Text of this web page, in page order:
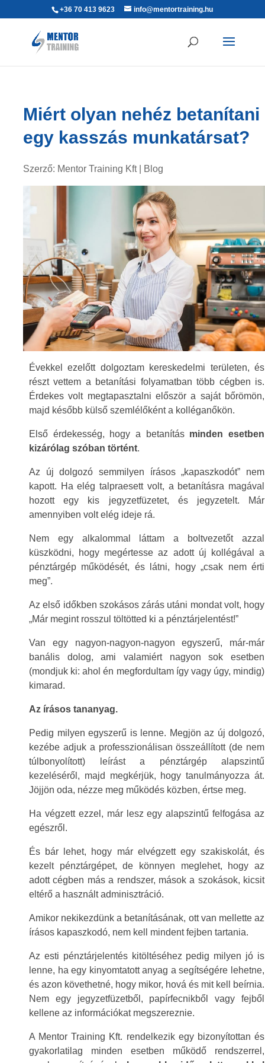
+36 70 413 9623 info@mentortraining.hu
Miért olyan nehéz betanítani
egy kasszás munkatársat?
Szerző: Mentor Training Kft| Blog
Évekkel ezelőtt dolgoztam kereskedelmi területen, és
részt vettem a betanítási folyamatban több cégben is.
Érdekes volt megtapasztalni először a saját bőrömön,
majd később külső szemlélőként a kolléganőkön.
Első érdekesség, hogy a betanítás minden esetben
kizárólag szóban történt.
Az új dolgozó semmilyen írásos „kapaszkodót” nem
kapott. Ha elég talpraesett volt, a betanításra magával
hozott egy kis jegyzetfüzetet, és jegyzetelt. Már
amennyiben volt elég ideje rá.
Nem egy alkalommal láttam a boltvezetőt azzal
küszködni, hogy megértesse az adott új kollégával a
pénztárgép működését, és látni, hogy „csak nem érti
meg”.
Az első időkben szokásos zárás utáni mondat volt, hogy
„Már megint rosszul töltötted ki a pénztárjelentést!”
Van egy nagyon-nagyon-nagyon egyszerű, már-már
banális dolog, ami valamiért nagyon sok esetben
(mondjuk ki: ahol én megfordultam így vagy úgy, mindig)
kimarad.
Az írásos tananyag.
Pedig milyen egyszerű is lenne. Megjön az új dolgozó,
kezébe adjuk a professzionálisan összeállított (de nem
túlbonyolított) leírást a pénztárgép alapszintű
kezeléséről, majd megkérjük, hogy tanulmányozza át.
Jöjjön oda, nézze meg működés közben, értse meg.
Ha végzett ezzel, már lesz egy alapszintű felfogása az
egészről.
És bár lehet, hogy már elvégzett egy szakiskolát, és
kezelt pénztárgépet, de könnyen meglehet, hogy az
adott cégben más a rendszer, mások a szokások, kicsit
eltérő a használt adminisztráció.
Amikor nekikezdünk a betanításának, ott van mellette az
írásos kapaszkodó, nem kell mindent fejben tartania.
Az esti pénztárjelentés kitöltéséhez pedig milyen jó is
lenne, ha egy kinyomtatott anyag a segítségére lehetne,
és azon követhetné, hogy mikor, hová és mit kell beírnia.
Nem egy jegyzetfüzetből, papírfecnikből vagy fejből
kellene az információkat megszereznie.
A Mentor Training Kft. rendelkezik egy bizonyítottan és
gyakorlatilag minden esetben működő rendszerrel,